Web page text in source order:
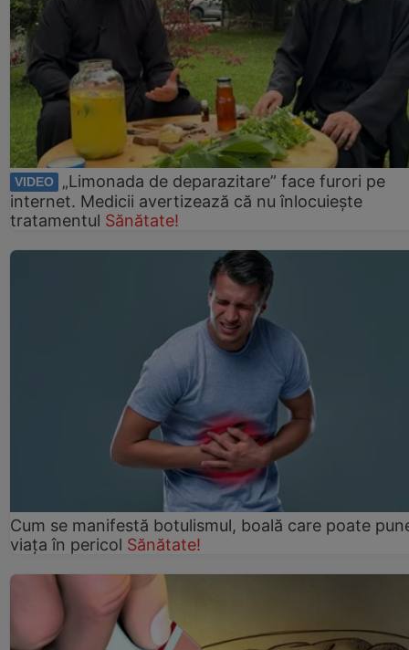
VIDEO
„Limonada de deparazitare” face furori pe
internet. Medicii avertizează că nu înlocuiește
tratamentul Sănătate!
Cum se manifestă botulismul, boală care poate
viaţa în pericol Sănătate!